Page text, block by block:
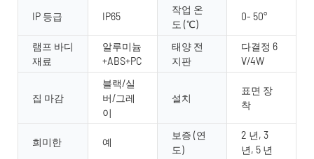
IP 등급 IP65
작업 온
도 (℃)
0- 50°
램프 바디
재료
알루미늄
+ABS+PC
태양 전
지판
다결정 6
V/4W
집 마감
블랙/실
버/그레
이
설치
표면 장
착
희미한 예
보증 (연
도)
2 년, 3
년, 5 년